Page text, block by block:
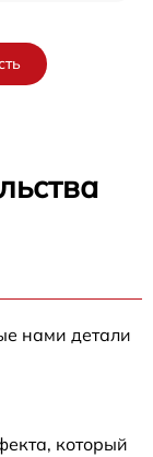
нами детали
который